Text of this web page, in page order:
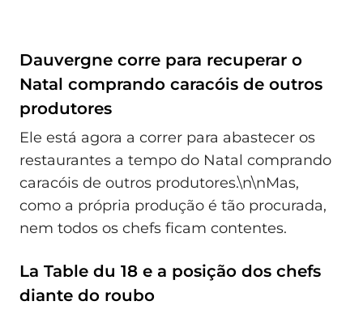
Dauvergne corre para recuperar o
Natal comprando caracóis de outros
produtores
Ele está agora a correr para abastecer os
restaurantes a tempo do Natal comprando
caracóis de outros produtores.\n\nMas,
como a própria produção é tão procurada,
nem todos os chefs ficam contentes.
La Table du 18 e a posição dos chefs
diante do roubo